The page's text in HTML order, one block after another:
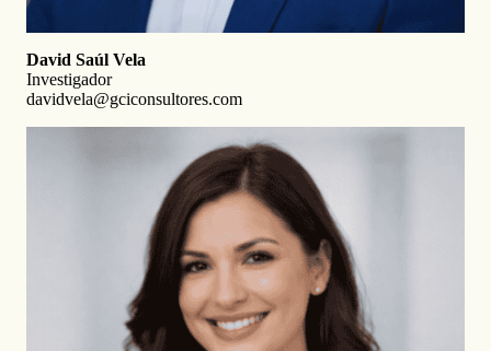
David Saúl Vela
Investigador
davidvela@gciconsultores.com